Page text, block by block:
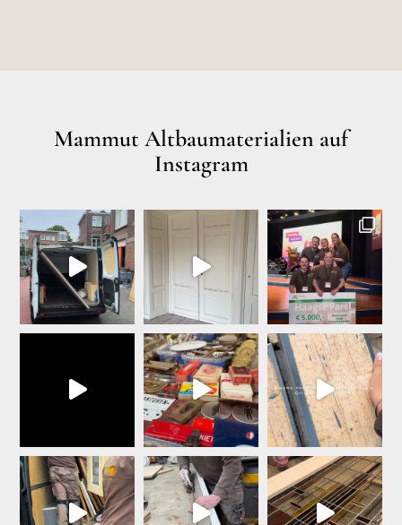
Mammut Altbaumaterialien auf
Instagram